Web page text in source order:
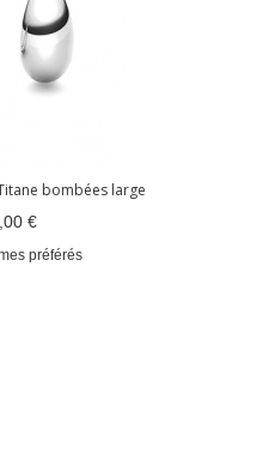
bombées large
€
préférés